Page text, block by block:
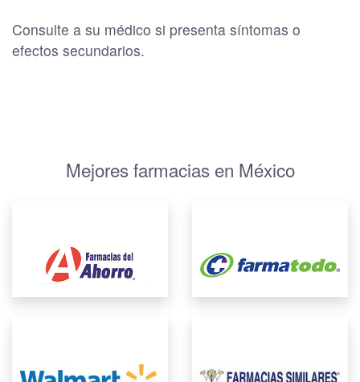
Consulte a su médico si presenta síntomas o
efectos secundarios.
Mejores farmacias en México